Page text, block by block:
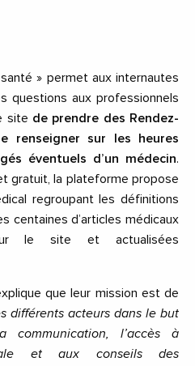
» permet aux internautes
questions aux professionnels
site de prendre des Rendez-
renseigner sur les heures
éventuels d’un médecin.
gratuit, la plateforme propose
regroupant les définitions
centaines d’articles médicaux
le site et actualisées
que leur mission est de
différents acteurs dans le but
communication, l’accès à
et aux conseils des